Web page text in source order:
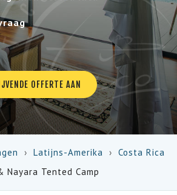
OFFERTE AAN
Latijns-Amerika
Costa Rica
Nayara Tented Camp